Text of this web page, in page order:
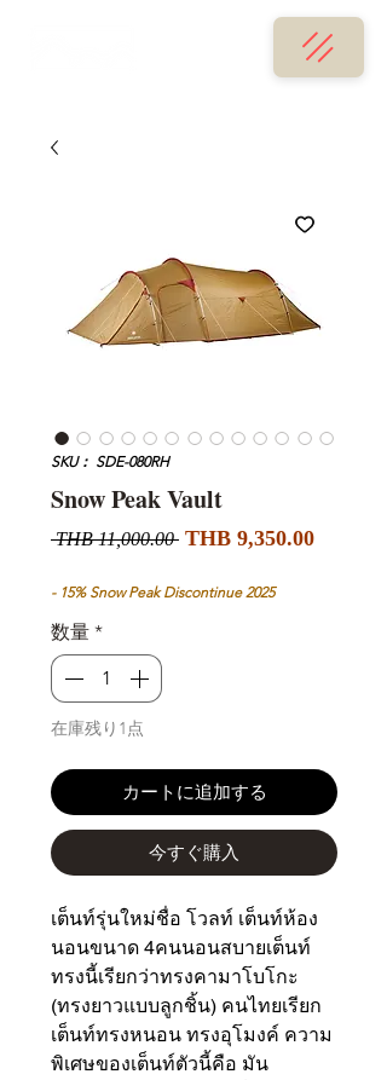
SKU： SDE-080RH
Snow Peak Vault
THB 11,000.00 通
価
THB 9,350.00セ
- 15% Snow Peak Discontinue 2025
数量 *
在庫残り1点
カートに追加する
今すぐ購入
เต็นท์รุ่นใหม่ชื่อ โวลท์ เต็นท์ห้อง
นอนขนาด 4คนนอนสบายเต็นท์
ทรงนี้เรียกว่าทรงคามาโบโกะ
(ทรงยาวแบบลูกชิ้น) คนไทยเรียก
เต็นท์ทรงหนอน ทรงอุโมงค์ ความ
พิเศษของเต็นท์ตัวนี้คือ มัน